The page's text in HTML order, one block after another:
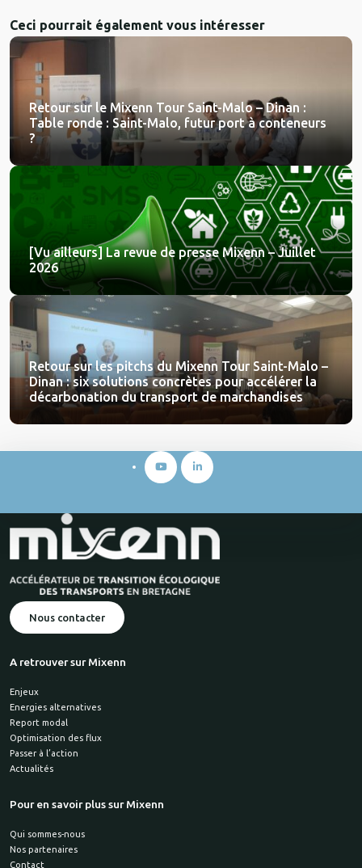
Ceci pourrait également vous intéresser
Retour sur le Mixenn Tour Saint-Malo – Dinan :
Table ronde : Saint-Malo, futur port à conteneurs
?
[Vu ailleurs] La revue de presse Mixenn – Juillet
2026
Retour sur les pitchs du Mixenn Tour Saint-Malo –
Dinan : six solutions concrètes pour accélérer la
décarbonation du transport de marchandises
Nous contacter
A retrouver sur Mixenn
Enjeux
Energies alternatives
Report modal
Optimisation des flux
Passer à l’action
Actualités
Pour en savoir plus sur Mixenn
Qui sommes-nous
Nos partenaires
Contact